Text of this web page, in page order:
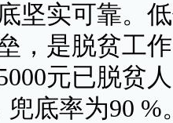
实可靠。低
，是脱贫工
元已脱贫
兜底率为90